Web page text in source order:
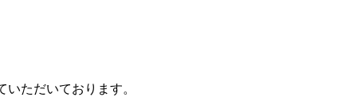
ただいております。